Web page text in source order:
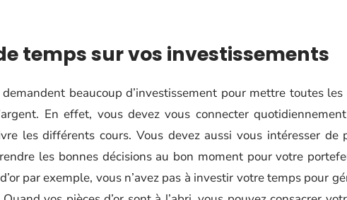
temps sur vos investissements
beaucoup d’investissement pour mettre toutes les
En effet, vous devez vous connecter
les différents cours. Vous devez aussi vous intéresser de
les bonnes décisions au bon moment pour votre
par exemple, vous n’avez pas à investir votre temps pour